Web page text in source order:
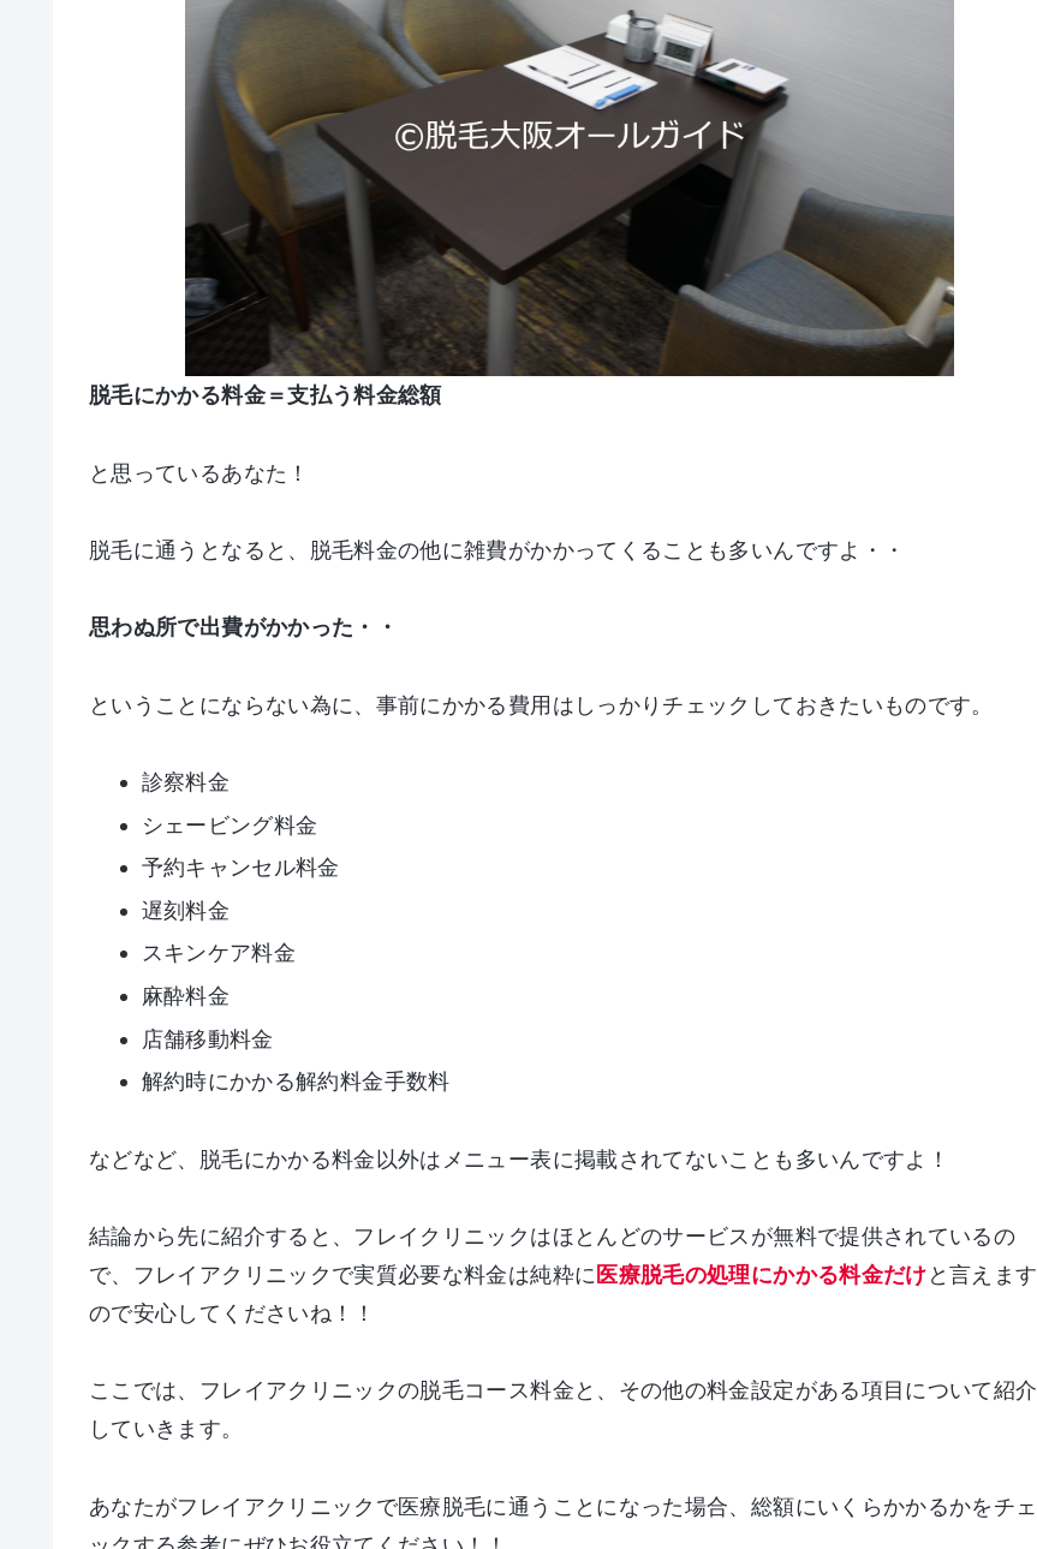
脱毛にかかる料金＝支払う料金総額
と思っているあなた！
脱毛に通うとなると、脱毛料金の他に雑費がかかってくることも多いんですよ・・
思わぬ所で出費がかかった・・
ということにならない為に、事前にかかる費用はしっかりチェックしておきたいものです。
診察料金
シェービング料金
予約キャンセル料金
遅刻料金
スキンケア料金
麻酔料金
店舗移動料金
解約時にかかる解約料金手数料
などなど、脱毛にかかる料金以外はメニュー表に掲載されてないことも多いんですよ！
結論から先に紹介すると、フレイクリニックはほとんどのサービスが無料で提供されているの
で、フレイアクリニックで実質必要な料金は純粋に 医療脱毛の処理にかかる料金だけと言えます
ので安心してくださいね！！
ここでは、フレイアクリニックの脱毛コース料金と、その他の料金設定がある項目について紹介
していきます。
あなたがフレイアクリニックで医療脱毛に通うことになった場合、総額にいくらかかるかをチェ